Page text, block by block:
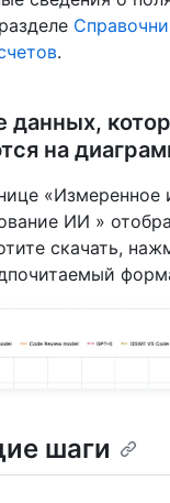
.
данных,
на
«Измеренное
ИИ »
скачать,
шаги